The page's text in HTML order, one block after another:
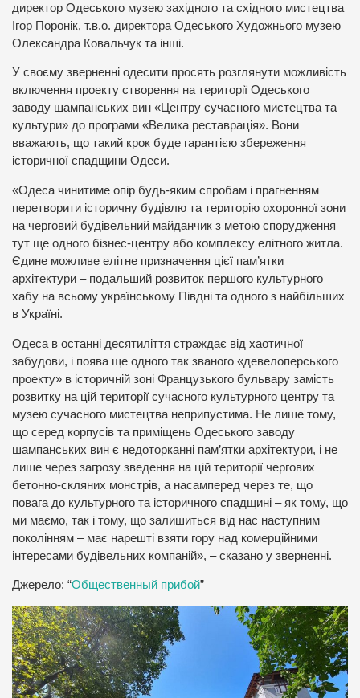
директор Одеського музею західного та східного мистецтва
Ігор Поронік, т.в.о. директора Одеського Художнього музею
Олександра Ковальчук та інші.
У своєму зверненні одесити просять розглянути можливість
включення проекту створення на території Одеського
заводу шампанських вин «Центру сучасного мистецтва та
культури» до програми «Велика реставрація». Вони
вважають, що такий крок буде гарантією збереження
історичної спадщини Одеси.
«Одеса чинитиме опір будь-яким спробам і прагненням
перетворити історичну будівлю та територію охоронної зони
на черговий будівельний майданчик з метою спорудження
тут ще одного бізнес-центру або комплексу елітного житла.
Єдине можливе елітне призначення цієї пам’ятки
архітектури – подальший розвиток першого культурного
хабу на всьому українському Півдні та одного з найбільших
в Україні.
Одеса в останні десятиліття страждає від хаотичної
забудови, і поява ще одного так званого «девелоперського
проекту» в історичній зоні Французького бульвару замість
розвитку на цій території сучасного культурного центру та
музею сучасного мистецтва неприпустима. Не лише тому,
що серед корпусів та приміщень Одеського заводу
шампанських вин є недоторканні пам’ятки архітектури, і не
лише через загрозу зведення на цій території чергових
бетонно-скляних монстрів, а насамперед через те, що
повага до культурного та історичного спадщині – як тому, що
ми маємо, так і тому, що залишиться від нас наступним
поколінням – має нарешті взяти гору над комерційними
інтересами будівельних компаній», – сказано у зверненні.
Джерело: “Общественный прибой”